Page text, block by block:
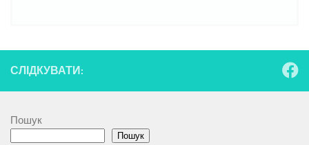
СЛІДКУВАТИ:
Пошук
Пошук